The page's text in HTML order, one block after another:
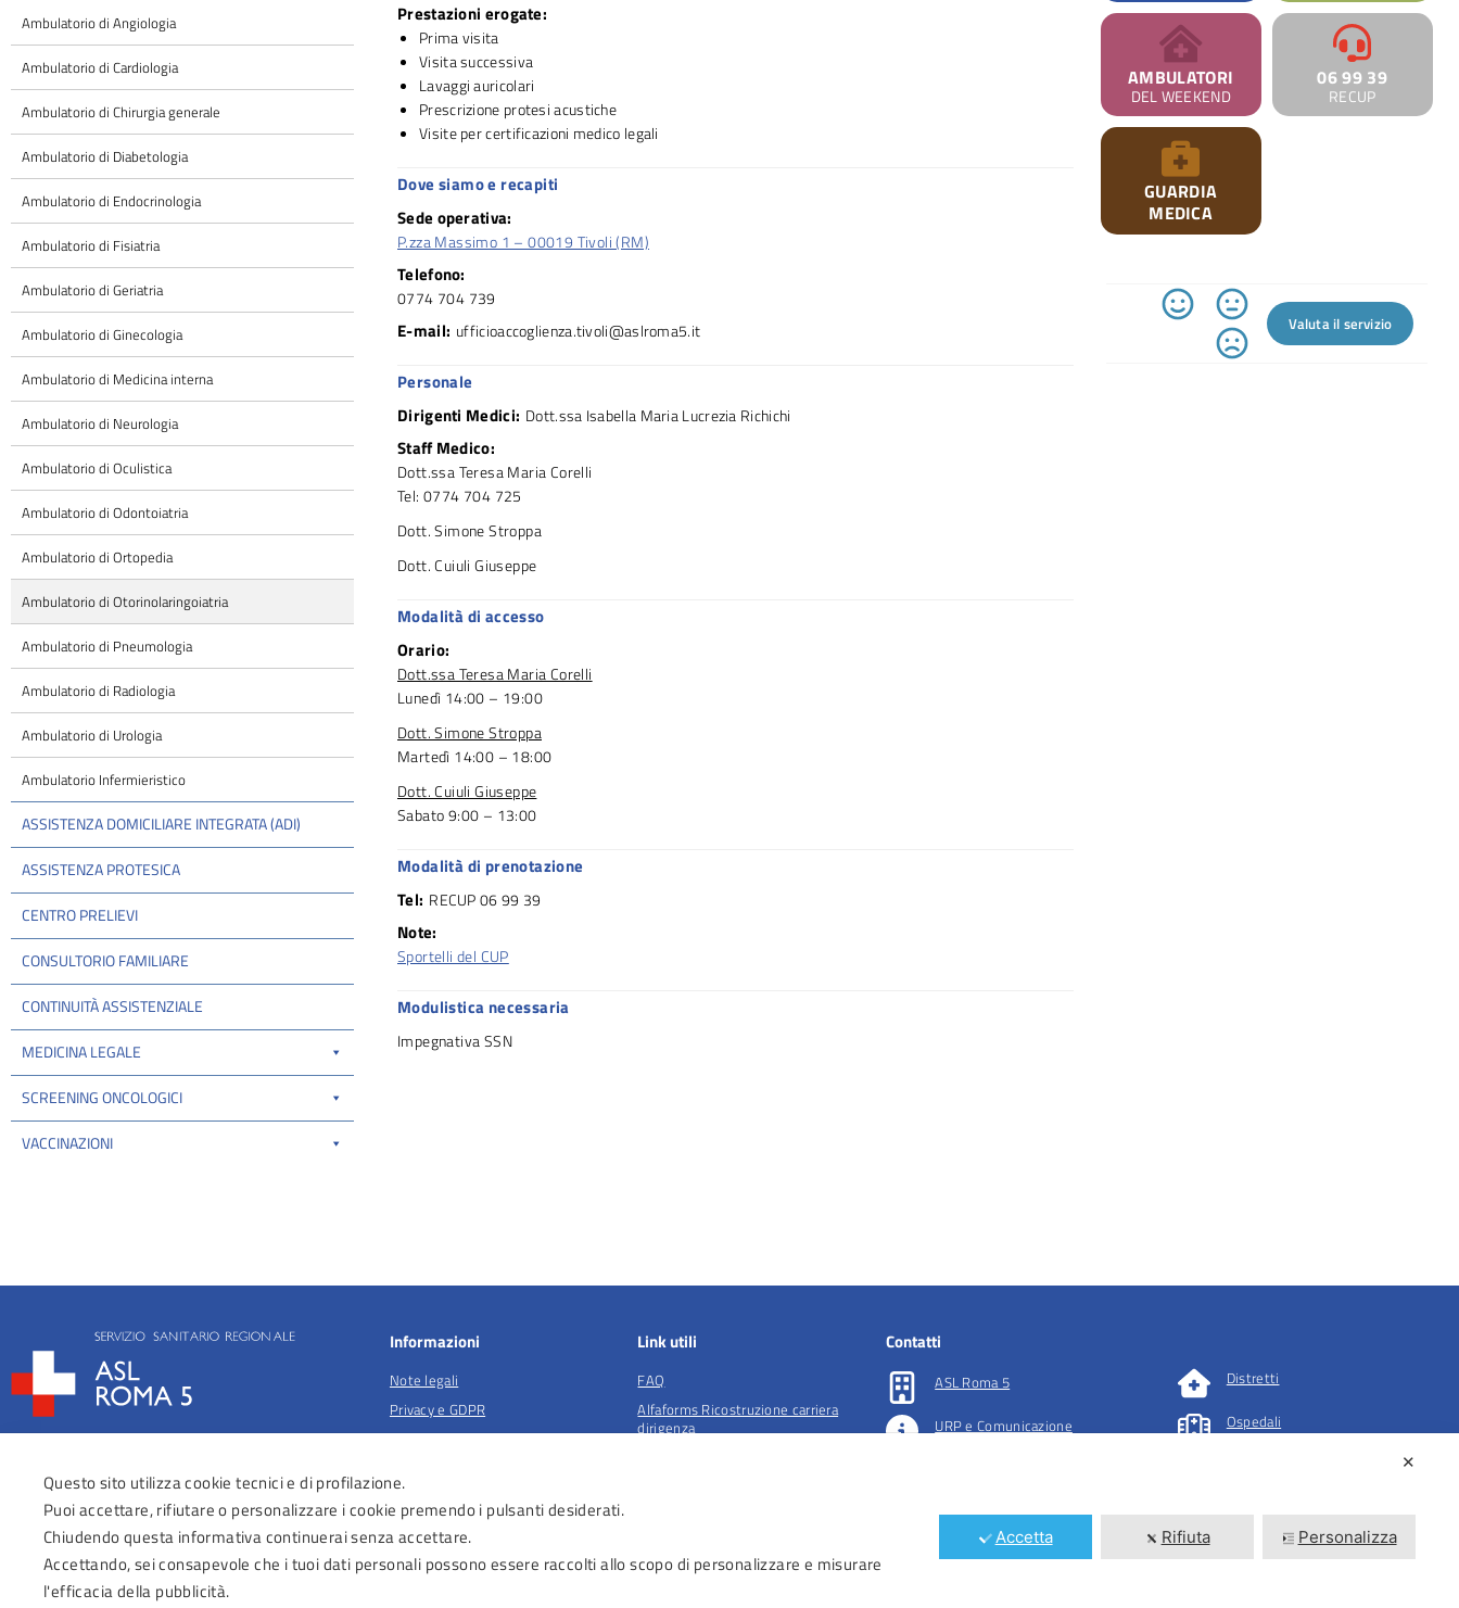
Ambulatorio di Angiologia
Ambulatorio di Cardiologia
Ambulatorio di Chirurgia generale
Ambulatorio di Diabetologia
Ambulatorio di Endocrinologia
Ambulatorio di Fisiatria
Ambulatorio di Geriatria
Ambulatorio di Ginecologia
Ambulatorio di Medicina interna
Ambulatorio di Neurologia
Ambulatorio di Oculistica
Ambulatorio di Odontoiatria
Ambulatorio di Ortopedia
Ambulatorio di Otorinolaringoiatria
Ambulatorio di Pneumologia
Ambulatorio di Radiologia
Ambulatorio di Urologia
Ambulatorio Infermieristico
ASSISTENZA DOMICILIARE INTEGRATA (ADI)
ASSISTENZA PROTESICA
CENTRO PRELIEVI
CONSULTORIO FAMILIARE
CONTINUITÀ ASSISTENZIALE
MEDICINA LEGALE
SCREENING ONCOLOGICI
VACCINAZIONI
Prestazioni erogate:
Prima visita
Visita successiva
Lavaggi auricolari
Prescrizione protesi acustiche
Visite per certificazioni medico legali
Dove siamo e recapiti
Sede operativa:
P.zza Massimo 1 – 00019 Tivoli (RM)
Telefono:
0774 704 739
E-mail: ufficioaccoglienza.tivoli@aslroma5.it
Personale
Dirigenti Medici: Dott.ssa Isabella Maria Lucrezia Richichi
Staff Medico:
Dott.ssa Teresa Maria Corelli
Tel: 0774 704 725
Dott. Simone Stroppa
Dott. Cuiuli Giuseppe
Modalità di accesso
Orario:
Dott.ssa Teresa Maria Corelli
Lunedì 14:00 – 19:00
Dott. Simone Stroppa
Martedì 14:00 – 18:00
Dott. Cuiuli Giuseppe
Sabato 9:00 – 13:00
Modalità di prenotazione
Tel: RECUP 06 99 39
Note:
Sportelli del CUP
Modulistica necessaria
Impegnativa SSN
AMBULATORI
DEL WEEKEND
GUARDIA
MEDICA
06 99 39
RECUP
Valuta il servizio
Informazioni
Note legali
Privacy e GDPR
Privacy per finalità e tutela della
Anticorruzione
Obiettivi di accessibilità
Dichiarazione di accessibilità
Regolamenti Aziendali
Link utili
FAQ
Alfaforms Ricostruzione carriera
dirigenza
Contatti
ASL Roma 5
URP e Comunicazione
Distretti
Ospedali
✕
Questo sito utilizza cookie tecnici e di profilazione.
Puoi accettare, rifiutare o personalizzare i cookie premendo i pulsanti desiderati.
Chiudendo questa informativa continuerai senza accettare.
Accettando, sei consapevole che i tuoi dati personali possono essere raccolti allo scopo di personalizzare e misurare
l'efficacia della pubblicità.
Accetta Rifiuta Personalizza